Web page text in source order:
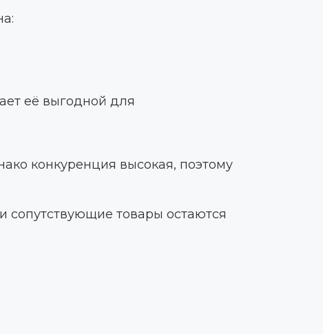
её выгодной для
конкуренция высокая, поэтому
сопутствующие товары остаются